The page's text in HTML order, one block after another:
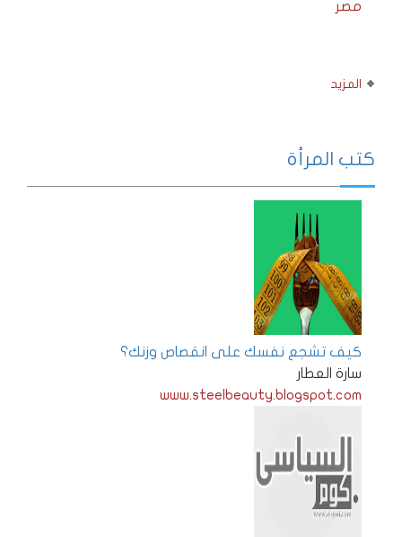
مصر
المزيد
كتب المرأة
كيف تشجع نفسك على انقصاص وزنك؟
سارة العطار
www.steelbeauty.blogspot.com